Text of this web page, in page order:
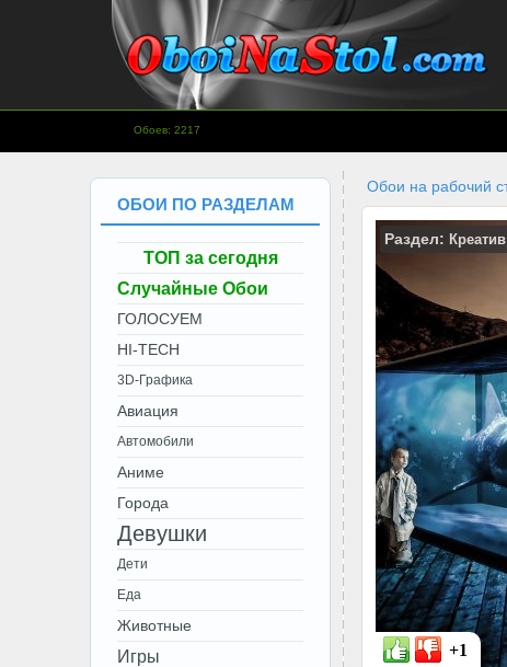
www.OboiNaStol.com - Обои на
Обоев: 2217
Обои на рабочий
+1
Раздел: Креатив
ОБОИ ПО РАЗДЕЛАМ
ТОП за сегодня
Случайные Обои
ГОЛОСУЕМ
HI-TECH
3D-Графика
Авиация
Автомобили
Аниме
Города
Девушки
Дети
Еда
Животные
Игры